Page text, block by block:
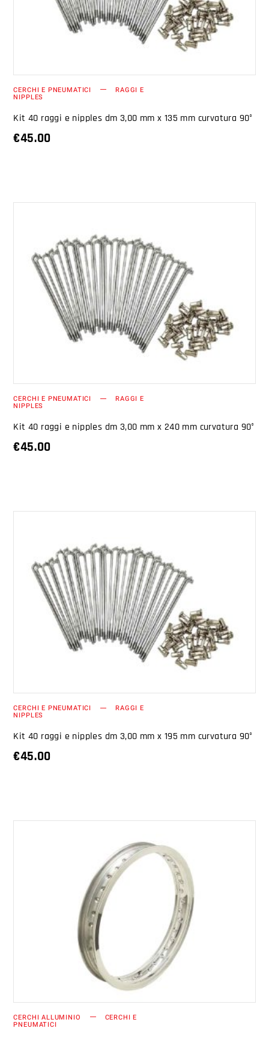
CERCHI E PNEUMATICI RAGGI E
NIPPLES
Kit 40 raggi e nipples dm 3,00 mm x 135 mm curvatura 90°
€45.00
AGGIUNGI AL CARRELLO
CERCHI E PNEUMATICI RAGGI E
NIPPLES
Kit 40 raggi e nipples dm 3,00 mm x 240 mm curvatura 90°
€45.00
AGGIUNGI AL CARRELLO
CERCHI E PNEUMATICI RAGGI E
NIPPLES
Kit 40 raggi e nipples dm 3,00 mm x 195 mm curvatura 90°
€45.00
AGGIUNGI AL CARRELLO
CERCHI ALLUMINIO CERCHI E
PNEUMATICI